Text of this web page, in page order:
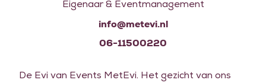
Eigenaar & Eventmanagement
info@metevi.nl
06-11500220
De Evi van Events MetEvi. Het gezicht van ons